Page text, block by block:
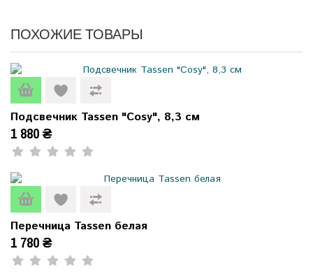
ПОХОЖИЕ ТОВАРЫ
Подсвечник Tassen "Cosy", 8,3 см
1 880 ₴
Перечница Tassen белая
1 780 ₴